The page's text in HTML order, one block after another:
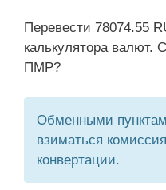
Перевести 78074.55
калькулятора валют.
ПМР?
Обменными
взиматься
конвертации.